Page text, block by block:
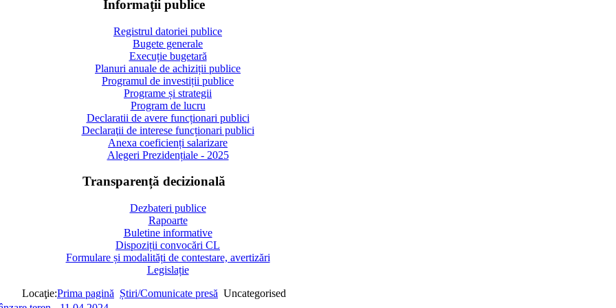
Informaţii publice
Registrul datoriei publice
Bugete generale
Execuție bugetară
Planuri anuale de achiziții publice
Programul de investiții publice
Programe și strategii
Program de lucru
Declaratii de avere funcționari publici
Declaraţii de interese funcționari publici
Anexa coeficienți salarizare
Alegeri Prezidențiale - 2025
Transparență decizională
Dezbateri publice
Rapoarte
Buletine informative
Dispoziții convocări CL
Formulare și modalități de contestare, avertizări
Legislație
Locaţie:Prima pagină Știri/Comunicate presă Uncategorised